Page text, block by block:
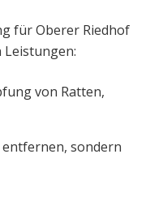
für Oberer Riedhof
von Ratten,
sondern